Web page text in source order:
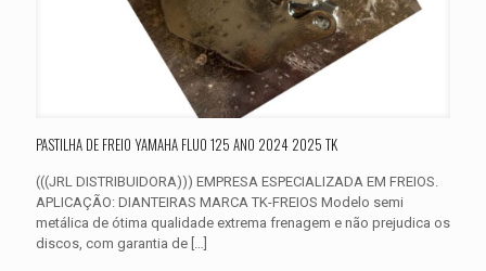
PASTILHA DE FREIO YAMAHA FLUO 125 ANO 2024 2025 TK
(((JRL DISTRIBUIDORA))) EMPRESA ESPECIALIZADA EM FREIOS.
APLICAÇÃO: DIANTEIRAS MARCA TK-FREIOS Modelo semi
metálica de ótima qualidade extrema frenagem e não prejudica os
discos, com garantia de […]